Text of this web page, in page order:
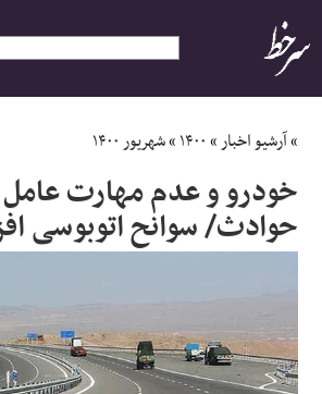
ایران
سیاسی
اقتصاد
جهان
»آرشیو اخبار»۱۴۰۰»شهریور ۱۴۰۰
خودرو و عدم مهارت
حوادث/ سوانح اتوبوسی